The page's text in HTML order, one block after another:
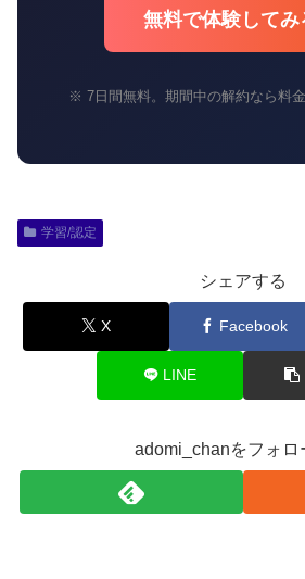
無料で体験して
※ 7日間無料。期間中の解約なら料金
学習/認定
シェアする
X Facebook
LINE
adomi_chanをフォロ